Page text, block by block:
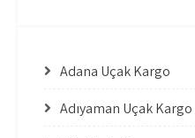
Adana Uçak Kargo
Adıyaman Uçak Kargo